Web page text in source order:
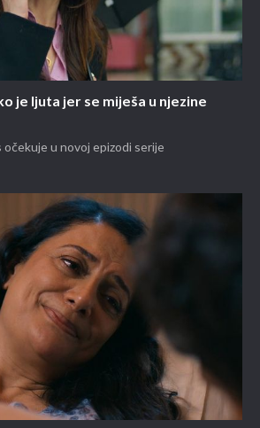
je ljuta jer se miješa u njezine
u novoj epizodi serije